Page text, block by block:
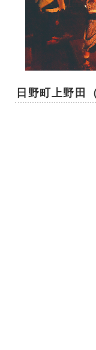
日野町上野田